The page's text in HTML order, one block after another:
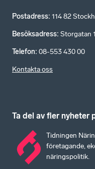
Postadress: 114 82
Besöksadress: Storgatan
Telefon: 08-553 430 00
Kontakta oss
Ta del av fler nyheter
Tidningen
företagande,
näringspolitik.